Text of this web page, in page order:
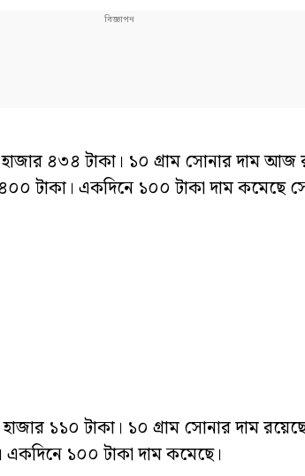
৪৩৪ টাকা। ১০ গ্রাম সোনার দাম
টাকা। একদিনে ১০০ টাকা দাম কমেছে
১১০ টাকা। ১০ গ্রাম সোনার দাম
১০০ টাকা দাম কমেছে।